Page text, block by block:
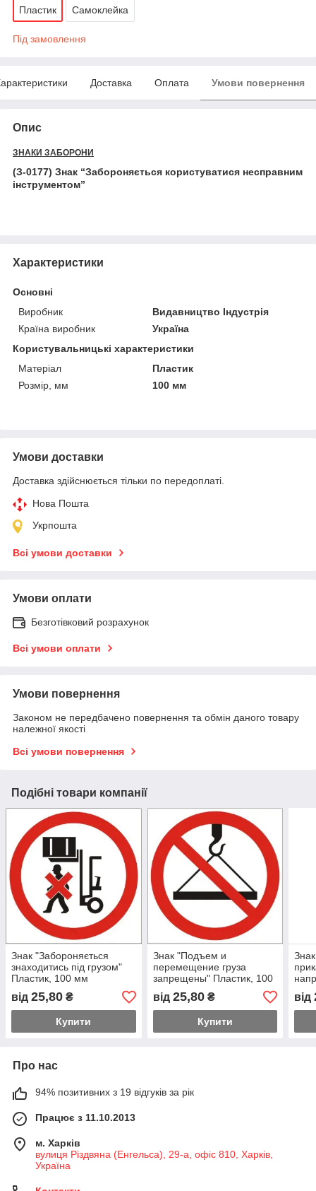
Пластик Самоклейка
Під замовлення
Доставка Оплата Умови повернення
Опис
ЗНАКИ ЗАБОРОНИ
(З-0177) Знак “Забороняється користуватися несправним
інструментом”
Характеристики
Основні
Виробник
Видавництво Індустрія
Країна виробник
Україна
Користувальницькі характеристики
Матеріал
Пластик
Розмір, мм
100 мм
Умови доставки
Доставка здійснюється тільки по передоплаті.
Нова Пошта
Укрпошта
Всі умови доставки
Умови оплати
Безготівковий розрахунок
Всі умови оплати
Умови повернення
Законом не передбачено повернення та обмін даного товару
належної якості
Всі умови повернення
Подібні товари компанії
Знак "Забороняється
знаходитись під грузом"
Пластик, 100 мм
від 25,80 ₴
Купити
Знак "Подъем и
перемещение груза
запрещены" Пластик, 100
мм
від 25,80₴
Купити
від
Про нас
94% позитивних з 19 відгуків за рік
Працює з 11.10.2013
м. Харків
вулиця Різдвяна (Енгельса), 29-а, офіс 810, Харків,
Україна